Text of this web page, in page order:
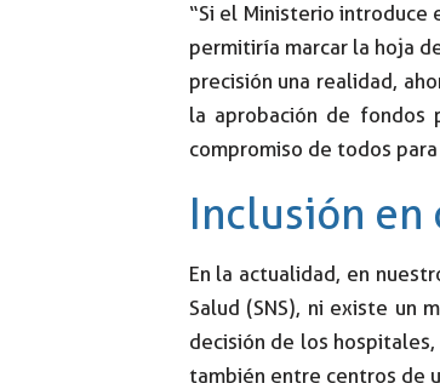
“Si el Ministerio introduce
permitiría marcar la hoja
precisión una realidad,
la aprobación de fondos
compromiso de todos para
Inclusión en
En la actualidad, en
Salud (SNS), ni existe un
decisión de los
también entre centros de